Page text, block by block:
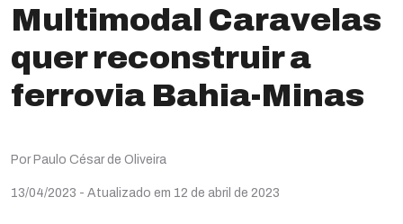
Multimodal Caravelas
quer reconstruir a
ferrovia Bahia-Minas
Por Paulo César de Oliveira
13/04/2023 - Atualizado em 12 de abril de 2023